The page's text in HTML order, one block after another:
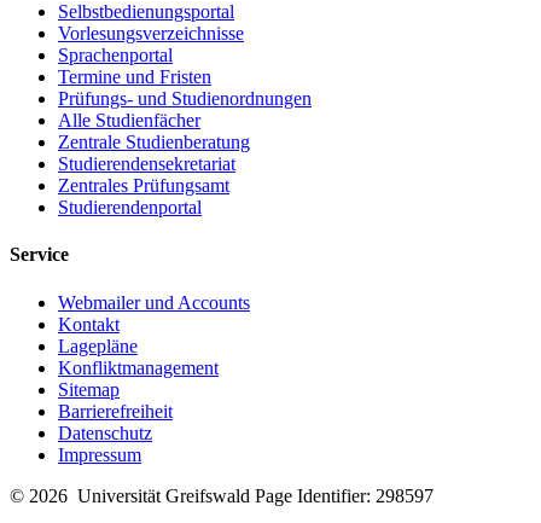
Selbstbedienungsportal
Vorlesungsverzeichnisse
Sprachenportal
Termine und Fristen
Prüfungs- und Studienordnungen
Alle Studienfächer
Zentrale Studienberatung
Studierendensekretariat
Zentrales Prüfungsamt
Studierendenportal
Service
Webmailer und Accounts
Kontakt
Lagepläne
Konfliktmanagement
Sitemap
Barrierefreiheit
Datenschutz
Impressum
© 2026 Universität Greifswald Page Identifier: 298597